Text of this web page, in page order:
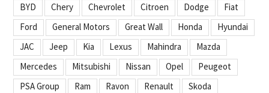
BYD
Chery Chevrolet Citroen Dodge
Fiat
Ford
General Motors Great Wall Honda
Hyundai
JAC
Jeep Kia Lexus Mahindra
Mazda
Mercedes
Mitsubishi Nissan Opel
Peugeot
PSA Group
Ram Ravon Renault
Skoda